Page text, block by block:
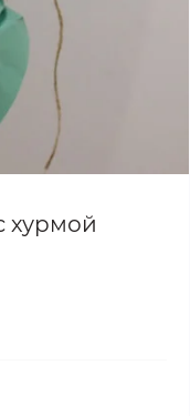
хурмой